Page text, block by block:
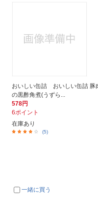
おいしい缶詰 おいしい缶詰 豚
の黒酢角煮(うずら...
578円
6ポイント
在庫あり
(5)
一緒に買う